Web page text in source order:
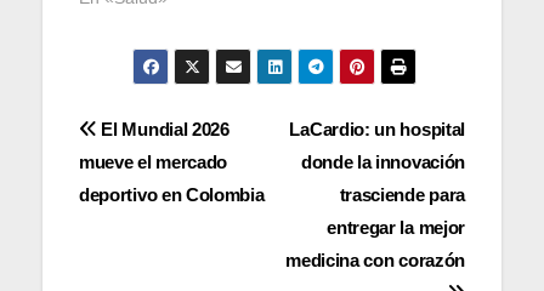
Navegación
de
LaCardio: un hospital
donde la innovación
trasciende para
entregar la mejor
medicina con corazón
El Mundial 2026
mueve el mercado
deportivo en Colombia